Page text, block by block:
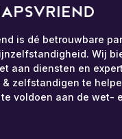
is dé betrouwbare
Wij
aan diensten en
& zelfstandigen te
voldoen aan de wet-